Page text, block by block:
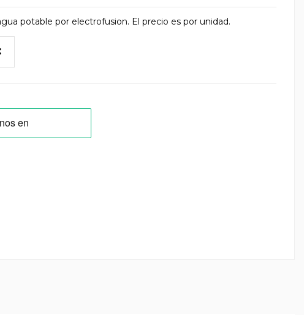
potable por electrofusion. El precio es por unidad.